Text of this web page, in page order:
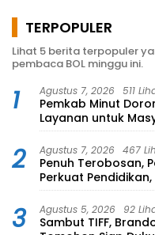
TERPOPULER
Lihat 5 berita terpopuler
pembaca BOL minggu ini.
1 Agustus 7, 2026 511
Pemkab Minut
Layanan untuk
2 Agustus 7, 2026 467
Penuh Terobosan,
Perkuat
Kesehatan
3 Agustus 5, 2026 92
Sambut TIFF,